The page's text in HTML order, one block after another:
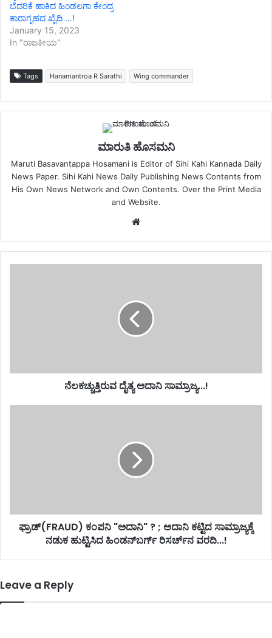
ಬೆದರಿಕೆ ಹಾಕಿದ ಹಿಂಡಲಗಾ ಕೇಂದ್ರ
ಕಾರಾಗೃಹದ ಖೈದಿ …!
January 15, 2023
In "ರಾಜಕೀಯ"
Tags Hanamantroa R Sarathi Wing commander
ಮಾರುತಿ ಹೊಸಮನಿ
Maruti Basavantappa Hosamani is Editor of Sihi Kahi Kannada Daily
News Paper. Sihi Kahi News Daily Publishing News Contents from
His Own News Network and Own Contents. Over the Print Media
and Website.
Website
ನೆಲಕಚ್ಚುತ್ತಿರುವ ದೈತ್ಯ ಅದಾನಿ ಸಾಮ್ರಾಜ್ಯ...!
ಫ್ರಾಡ್(FRAUD) ಕಂಪನಿ "ಅದಾನಿ" ? ; ಅದಾನಿ ಕಟ್ಟಿದ ಸಾಮ್ರಾಜ್ಯಕ್ಕೆ
ನಡುಕ ಹುಟ್ಟಿಸಿದ ಹಿಂಡನ್‌ಬರ್ಗ್‌ ರಿಸರ್ಚ್‌ನ ವರದಿ...!
Leave a Reply